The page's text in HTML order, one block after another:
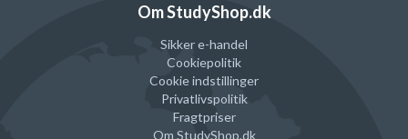
Om StudyShop.dk
Sikker e-handel
Cookiepolitik
Cookie indstillinger
Privatlivspolitik
Fragtpriser
Om StudyShop.dk